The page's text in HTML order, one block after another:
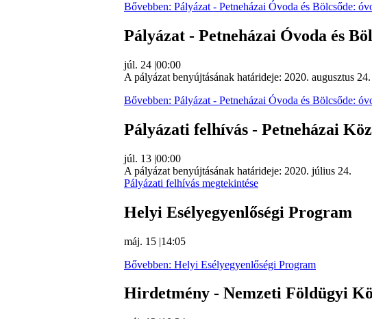
Bővebben: Pályázat - Petneházai Óvoda és Bölcsőde:
Pályázat - Petneházai Óvoda és
júl. 24 |00:00
A pályázat benyújtásának határideje: 2020. augusztus 24.
Bővebben: Pályázat - Petneházai Óvoda és Bölcsőde:
Pályázati felhívás - Petneházai
júl. 13 |00:00
A pályázat benyújtásának határideje: 2020. július 24.
Pályázati felhívás megtekintése
Helyi Esélyegyenlőségi Program
máj. 15 |14:05
Bővebben: Helyi Esélyegyenlőségi Program
Hirdetmény - Nemzeti Földügyi